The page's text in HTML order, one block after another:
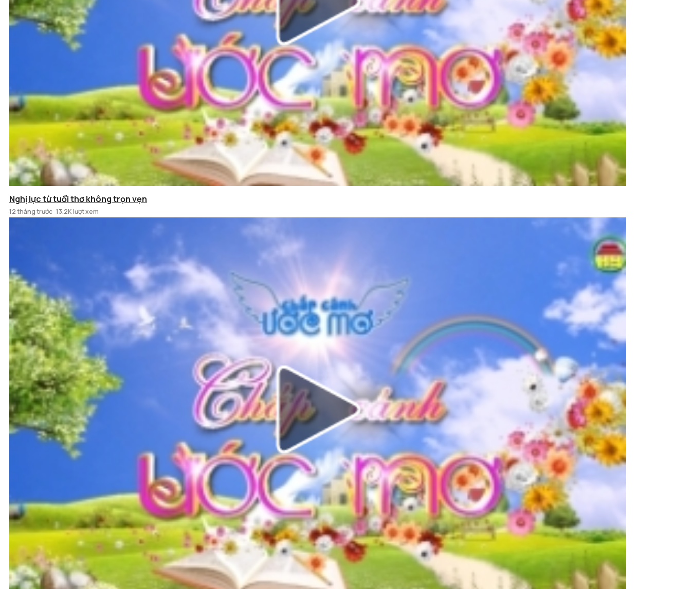
Nghị lực từ tuổi thơ không trọn vẹn
12 tháng trước 13.2K lượt xem